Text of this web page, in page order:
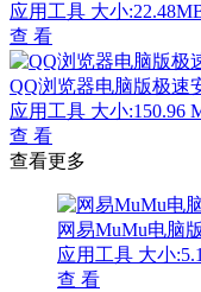
应用工具 大小
查 看
QQ浏览器电脑版极速
应用工具 大小:150.96
查 看
查看更多
网易MuMu电脑
应用工具 大小
查 看